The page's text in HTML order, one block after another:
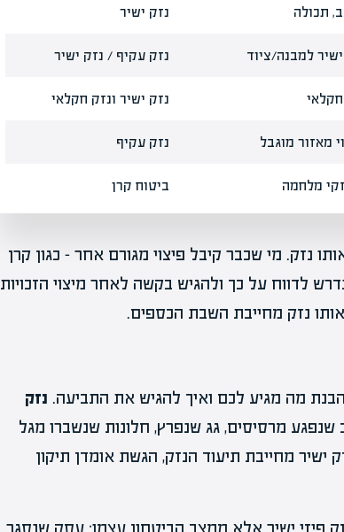
תכולה נזק ישיר
למבנה/ציוד נזק עקיף / נזק ישיר
חקלאי נזק ישיר ונזק חקלאי
מאזור מוגבל נזק עקיף
מלחמה ביטוח קרן
נזק. מי שכבר קיבל פיצוי מגורם אחר – כגון קרן
לדווח על כך ולהגיש בקשה לאחר מיצוי הזכויות
נזק מחייבת השבת הכספים.
מה מגיע לכם ואיך להגיש את התביעה. נזק
מרסיסים, גג שנפרץ, חלונות שנשברו מגל
ישיר מחייבת תיעוד הנזק, הגשת אומדן תיקון